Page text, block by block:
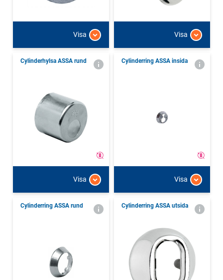
Visa Visa
Cylinderhylsa ASSA rund
Visa
Cylinderring ASSA insida
Visa
Cylinderring ASSA rund Cylinderring ASSA utsida